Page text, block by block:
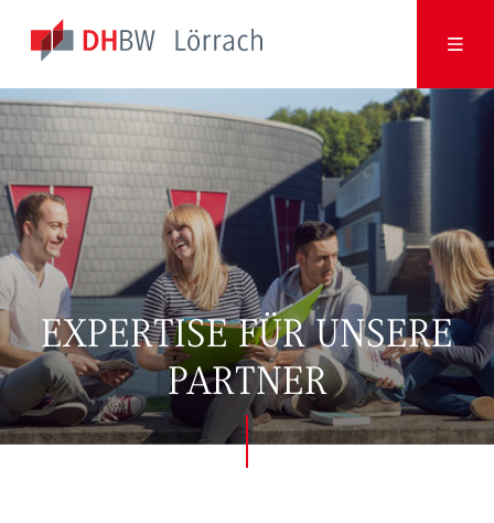
EXPERTISE FÜR UNSERE
PARTNER